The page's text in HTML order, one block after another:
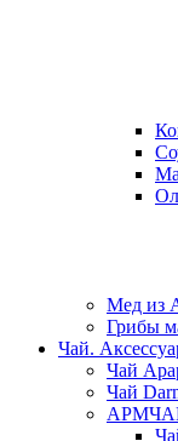
Мед из
Грибы
Чай.
Чай
Чай